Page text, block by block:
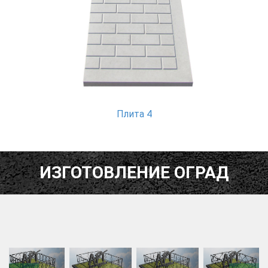
Плита 4
ИЗГОТОВЛЕНИЕ ОГРАД